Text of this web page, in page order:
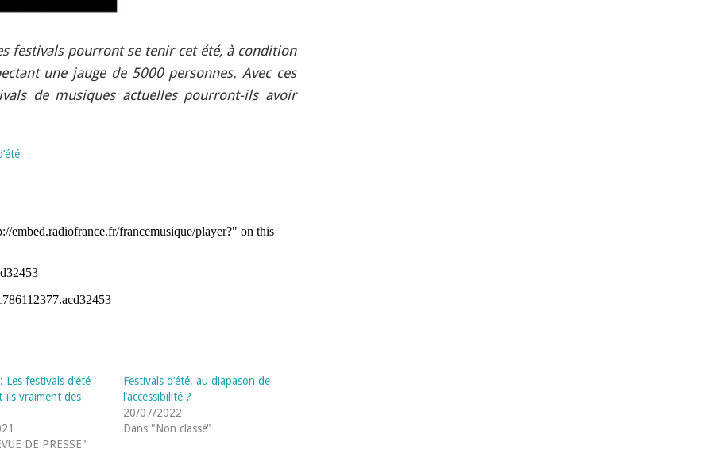
festivals pourront se tenir cet été, à condition
une jauge de 5000 personnes. Avec ces
de musiques actuelles pourront-ils avoir
Les festivals d’été
ils vraiment des
DE PRESSE"
Festivals d’été, au diapason de
l’accessibilité ?
20/07/2022
Dans "Non classé"